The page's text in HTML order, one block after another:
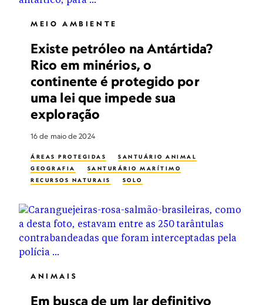
MEIO AMBIENTE
Existe petróleo na Antártida?
Rico em minérios, o
continente é protegido por
uma lei que impede sua
exploração
16 de maio de 2024
ÁREAS PROTEGIDAS
SANTUÁRIO ANIMAL
GEOGRAFIA
SANTURÁRIO MARÍTIMO
RECURSOS NATURAIS
SOLO
ANIMAIS
Em busca de um lar definitivo